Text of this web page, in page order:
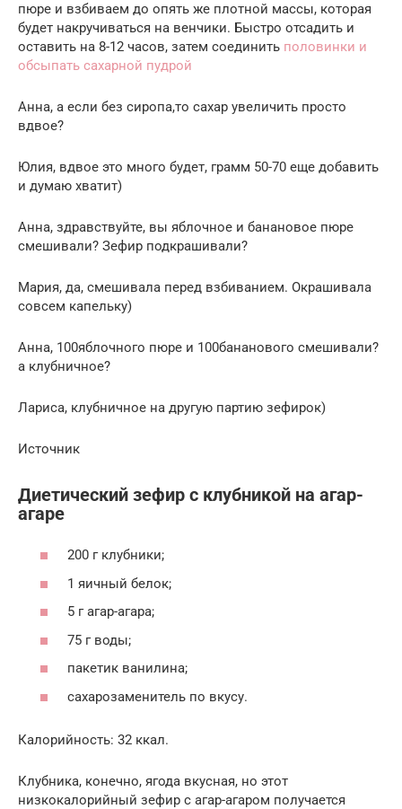
пюре и взбиваем до опять же плотной массы, которая
будет накручиваться на венчики. Быстро отсадить и
оставить на 8-12 часов, затем соединить половинки и
обсыпать сахарной пудрой
Анна, а если без сиропа,то сахар увеличить просто
вдвое?
Юлия, вдвое это много будет, грамм 50-70 еще добавить
и думаю хватит)
Анна, здравствуйте, вы яблочное и банановое пюре
смешивали? Зефир подкрашивали?
Мария, да, смешивала перед взбиванием. Окрашивала
совсем капельку)
Анна, 100яблочного пюре и 100бананового смешивали?
а клубничное?
Лариса, клубничное на другую партию зефирок)
Источник
Диетический зефир с клубникой на агар-
агаре
200 г клубники;
1 яичный белок;
5 г агар-агара;
75 г воды;
пакетик ванилина;
сахарозаменитель по вкусу.
Калорийность: 32 ккал.
Клубника, конечно, ягода вкусная, но этот
низкокалорийный зефир с агар-агаром получается